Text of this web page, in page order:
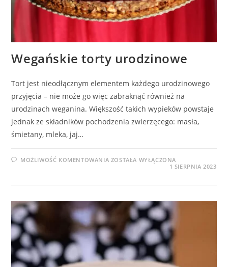
Wegańskie torty urodzinowe
Tort jest nieodłącznym elementem każdego urodzinowego
przyjęcia – nie może go więc zabraknąć również na
urodzinach weganina. Większość takich wypieków powstaje
jednak ze składników pochodzenia zwierzęcego: masła,
śmietany, mleka, jaj…
MOŻLIWOŚĆ KOMENTOWANIA WEGAŃSKIE
ZOSTAŁA WYŁĄCZONA
1 SIERPNIA 2023